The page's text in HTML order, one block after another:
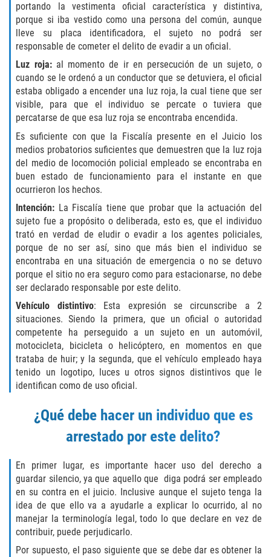
Posesión de Sustancias Controladas
Posesión De Una Sustancia
Controlada Para La Venta
Proposición 36
Transporte De Sustancias
Controladas Para La Venta
Delitos de Conducción
Conducir con una licencia suspendida
Evadir a un Oficial de Policía
Homicidio Vehicular
Robo de Auto
Delitos Contra La Propiedad
Dañar Lineas Telefonicas, Electricas o
de Servicios Publicos
Incendio Provocado
Invasión Agravada de Propiedad
Invasión de Propiedad Ajena
Delitos de Cuello Blanco
Apropiación Indebida de Fondos
Públicos
Falsificación
portando la vestimenta oficial característica y distintiva,
porque si iba vestido como una persona del común, aunque
lleve su placa identificadora, el sujeto no podrá ser
responsable de cometer el delito de evadir a un oficial.
Luz roja: al momento de ir en persecución de un sujeto, o
cuando se le ordenó a un conductor que se detuviera, el oficial
estaba obligado a encender una luz roja, la cual tiene que ser
visible, para que el individuo se percate o tuviera que
percatarse de que esa luz roja se encontraba encendida.
Es suficiente con que la Fiscalía presente en el Juicio los
medios probatorios suficientes que demuestren que la luz roja
del medio de locomoción policial empleado se encontraba en
buen estado de funcionamiento para el instante en que
ocurrieron los hechos.
Intención: La Fiscalía tiene que probar que la actuación del
sujeto fue a propósito o deliberada, esto es, que el individuo
trató en verdad de eludir o evadir a los agentes policiales,
porque de no ser así, sino que más bien el individuo se
encontraba en una situación de emergencia o no se detuvo
porque el sitio no era seguro como para estacionarse, no debe
ser declarado responsable por este delito.
Vehículo distintivo: Esta expresión se circunscribe a 2
situaciones. Siendo la primera, que un oficial o autoridad
competente ha perseguido a un sujeto en un automóvil,
motocicleta, bicicleta o helicóptero, en momentos en que
trataba de huir; y la segunda, que el vehículo empleado haya
tenido un logotipo, luces u otros signos distintivos que le
identifican como de uso oficial.
¿Qué debe hacer un individuo que es
arrestado por este delito?
En primer lugar, es importante hacer uso del derecho a
guardar silencio, ya que aquello que diga podrá ser empleado
en su contra en el juicio. Inclusive aunque el sujeto tenga la
idea de que ello va a ayudarle a explicar lo ocurrido, al no
manejar la terminología legal, todo lo que declare en vez de
contribuir, puede perjudicarlo.
Por supuesto, el paso siguiente que se debe dar es obtener la